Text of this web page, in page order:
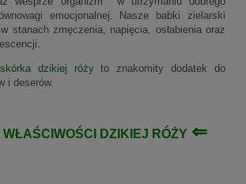
emocjonalnej. Nasze babki zielarski
stanach zmęczenia, napięcia, osłabienia oraz
dzikiej różyto znakomity dodatek do
i deserów.
WŁAŚCIWOŚCI DZIKIEJ RÓŻY ⇐